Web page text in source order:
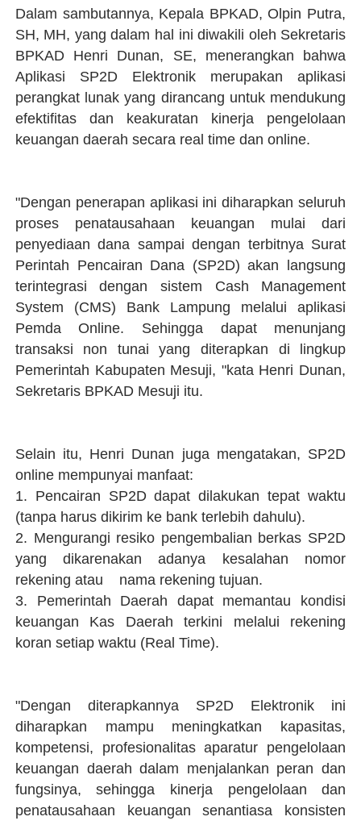
Dalam sambutannya, Kepala BPKAD, Olpin Putra,
SH, MH, yang dalam hal ini diwakili oleh Sekretaris
BPKAD Henri Dunan, SE, menerangkan bahwa
Aplikasi SP2D Elektronik merupakan aplikasi
perangkat lunak yang dirancang untuk mendukung
efektifitas dan keakuratan kinerja pengelolaan
keuangan daerah secara real time dan online.
"Dengan penerapan aplikasi ini diharapkan seluruh
proses penatausahaan keuangan mulai dari
penyediaan dana sampai dengan terbitnya Surat
Perintah Pencairan Dana (SP2D) akan langsung
terintegrasi dengan sistem Cash Management
System (CMS) Bank Lampung melalui aplikasi
Pemda Online. Sehingga dapat menunjang
transaksi non tunai yang diterapkan di lingkup
Pemerintah Kabupaten Mesuji, "kata Henri Dunan,
Sekretaris BPKAD Mesuji itu.
Selain itu, Henri Dunan juga mengatakan, SP2D
online mempunyai manfaat:
1. Pencairan SP2D dapat dilakukan tepat waktu
(tanpa harus dikirim ke bank terlebih dahulu).
2. Mengurangi resiko pengembalian berkas SP2D
yang dikarenakan adanya kesalahan nomor
rekening atau nama rekening tujuan.
3. Pemerintah Daerah dapat memantau kondisi
keuangan Kas Daerah terkini melalui rekening
koran setiap waktu (Real Time).
"Dengan diterapkannya SP2D Elektronik ini
diharapkan mampu meningkatkan kapasitas,
kompetensi, profesionalitas aparatur pengelolaan
keuangan daerah dalam menjalankan peran dan
fungsinya, sehingga kinerja pengelolaan dan
penatausahaan keuangan senantiasa konsisten